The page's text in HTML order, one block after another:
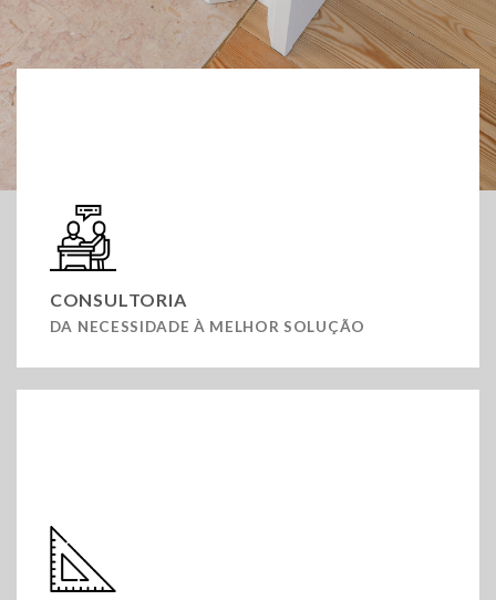
CONSULTORIA
DA NECESSIDADE À MELHOR SOLUÇÃO